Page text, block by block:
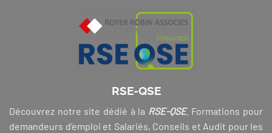
RSE-QSE
Découvrez notre site dédié à la RSE-QSE. Formations pour
demandeurs d’emploi et Salariés, Conseils et Audit pour les